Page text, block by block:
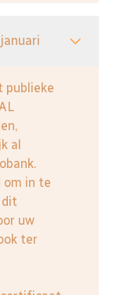
publieke
al
om in te
dit
uw
ter